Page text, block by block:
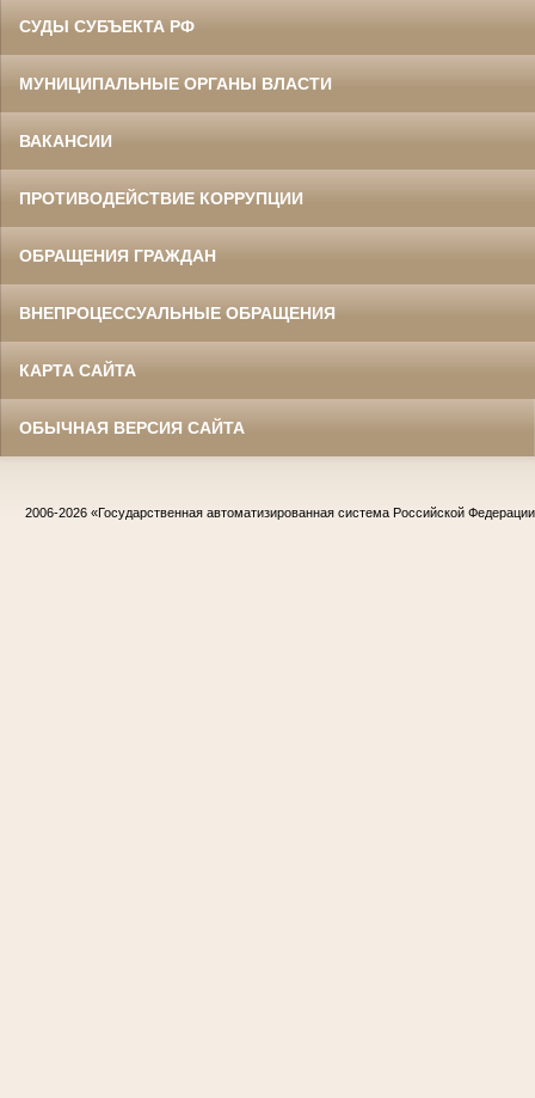
СУДЫ СУБЪЕКТА РФ
МУНИЦИПАЛЬНЫЕ ОРГАНЫ ВЛАСТИ
ВАКАНСИИ
ПРОТИВОДЕЙСТВИЕ КОРРУПЦИИ
ОБРАЩЕНИЯ ГРАЖДАН
ВНЕПРОЦЕССУАЛЬНЫЕ ОБРАЩЕНИЯ
КАРТА САЙТА
ОБЫЧНАЯ ВЕРСИЯ САЙТА
2006-2026 «Государственная автоматизированная система Российской